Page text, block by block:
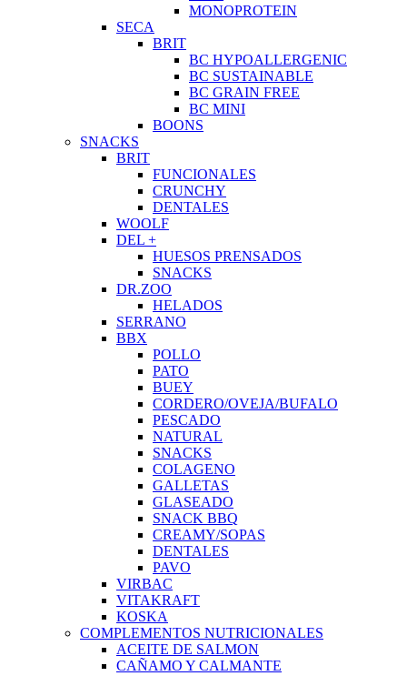
MONOPROTEIN
SECA
BRIT
BC HYPOALLERGENIC
BC SUSTAINABLE
BC GRAIN FREE
BC MINI
BOONS
SNACKS
BRIT
FUNCIONALES
CRUNCHY
DENTALES
WOOLF
DEL +
HUESOS PRENSADOS
SNACKS
DR.ZOO
HELADOS
SERRANO
BBX
POLLO
PATO
BUEY
CORDERO/OVEJA/BUFALO
PESCADO
NATURAL
SNACKS
COLAGENO
GALLETAS
GLASEADO
SNACK BBQ
CREAMY/SOPAS
DENTALES
PAVO
VIRBAC
VITAKRAFT
KOSKA
COMPLEMENTOS NUTRICIONALES
ACEITE DE SALMON
CAÑAMO Y CALMANTE